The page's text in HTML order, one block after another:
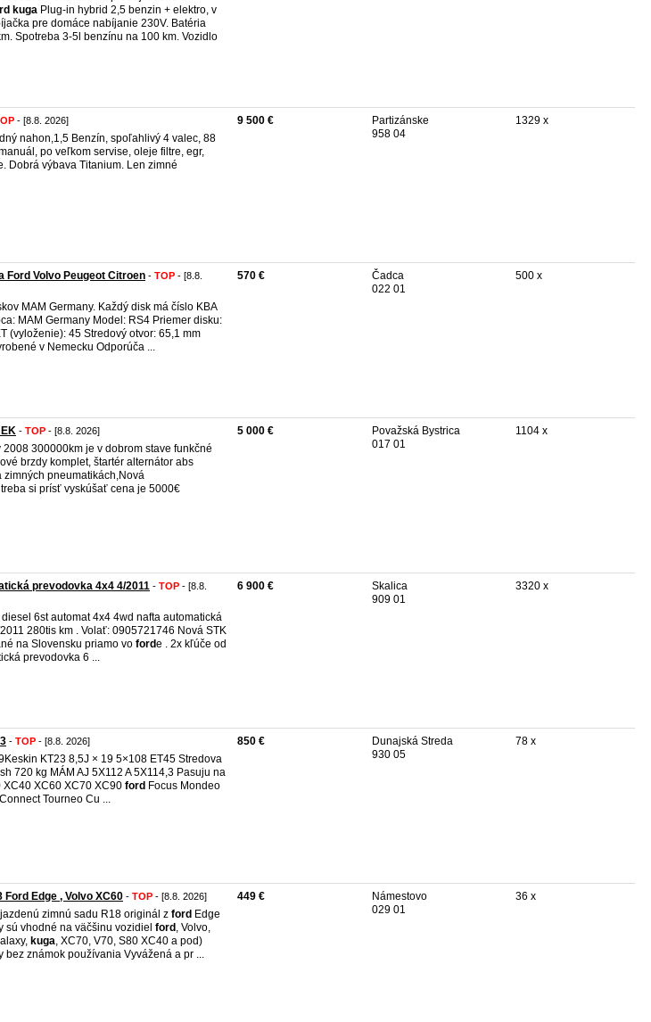
kuga Plug-in hybrid 2,5 benzin + elektro, v
pre domáce nabíjanie 230V. Batéria
Spotreba 3-5l benzínu na 100 km. Vozidlo
- [8.8. 2026]
nahon,1,5 Benzín, spoľahlivý 4 valec, 88
po veľkom servise, oleje filtre, egr,
Dobrá výbava Titanium. Len zimné
9 500 €
Partizánske
958 04
1329 x
Ford Volvo Peugeot Citroen - TOP - [8.8.
MAM Germany. Každý disk má číslo KBA
MAM Germany Model: RS4 Priemer disku:
(vyloženie): 45 Stredový otvor: 65,1 mm
v Nemecku Odporúča ...
570 €
Čadca
022 01
500 x
- TOP - [8.8. 2026]
2008 300000km je v dobrom stave funkčné
brzdy komplet, štartér alternátor abs
zimných pneumatikách,Nová
si prísť vyskúšať cena je 5000€
5 000 €
Považská Bystrica
017 01
1104 x
prevodovka 4x4 4/2011 - TOP - [8.8.
6st automat 4x4 4wd nafta automatická
280tis km . Volať: 0905721746 Nová STK
na Slovensku priamo vo forde . 2x kľúče od
prevodovka 6 ...
6 900 €
Skalica
909 01
3320 x
- TOP - [8.8. 2026]
KT23 8,5J × 19 5×108 ET45 Stredova
720 kg MÁM AJ 5X112 A 5X114,3 Pasuju na
XC40 XC60 XC70 XC90 ford Focus Mondeo
Tourneo Cu ...
850 €
Dunajská Streda
930 05
78 x
Edge , Volvo XC60 - TOP - [8.8. 2026]
zimnú sadu R18 originál z ford Edge
sú vhodné na väčšinu vozidiel ford , Volvo,
kuga, XC70, V70, S80 XC40 a pod)
bez známok používania Vyvážená a pr ...
449 €
Námestovo
029 01
36 x